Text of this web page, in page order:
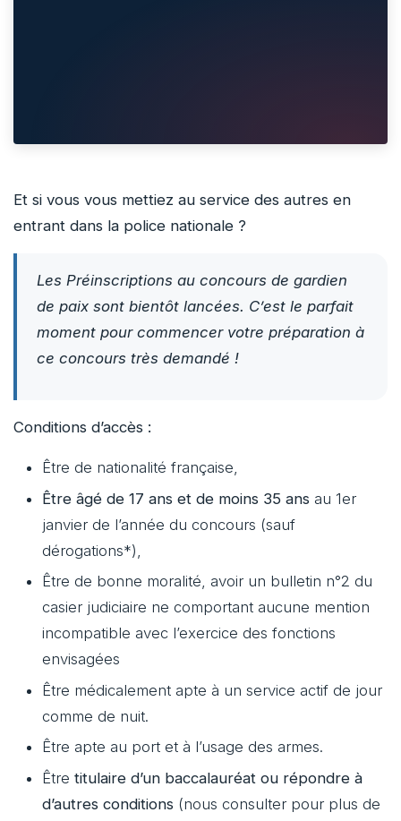
Et si vous vous mettiez au service des autres en
entrant dans la police nationale ?
Les Préinscriptions au concours de gardien
de paix sont bientôt lancées. C’est le parfait
moment pour commencer votre préparation à
ce concours très demandé !
Conditions d’accès :
Être de nationalité française,
Être âgé de 17 ans et de moins 35 ans au 1er
janvier de l’année du concours (sauf
dérogations*),
Être de bonne moralité, avoir un bulletin n°2 du
casier judiciaire ne comportant aucune mention
incompatible avec l’exercice des fonctions
envisagées
Être médicalement apte à un service actif de jour
comme de nuit.
Être apte au port et à l’usage des armes.
Être titulaire d’un baccalauréat ou répondre à
d’autres conditions (nous consulter pour plus de